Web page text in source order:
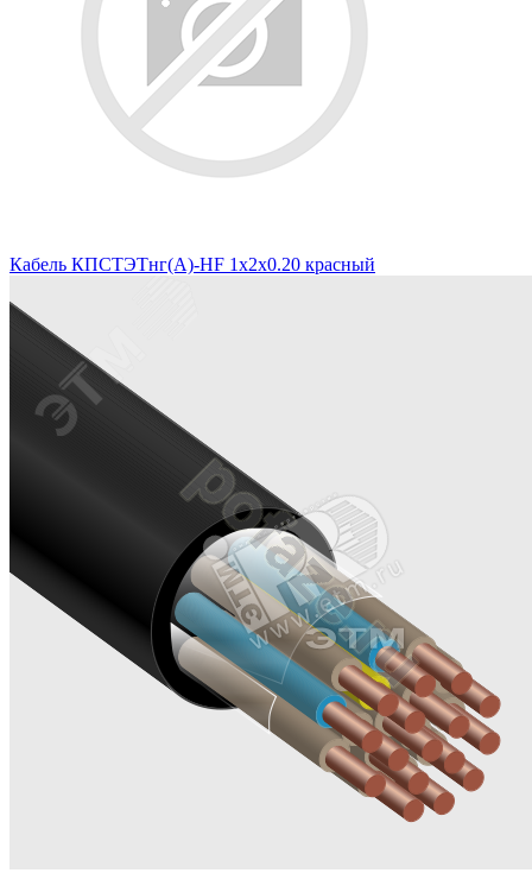
Кабель КПСТЭТнг(А)-HF 1х2х0.20 красный